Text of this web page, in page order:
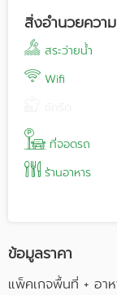
beach
Thailand. The
location, with
สิ่งอำนวยควา
สระว่ายน้ำ
Wifi
ที่จอดรถ
ร้านอาหาร
ข้อมูลราคา
แพ็คเกจพื้นที่ + อาห